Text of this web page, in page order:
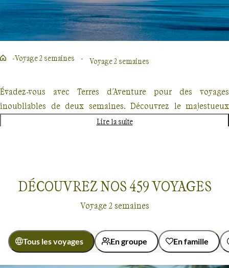
Voyage 2 semaines
Voyage 2 semaines Voyage 2 semaines
Évadez-vous avec Terres d'Aventure pour des voyages
inoubliables de deux semaines. Découvrez le majestueux
Kilimandjaro, explorez les forêts enneigées du Québec en
Nos voyages, conçus pour les passionnés de nature et
d'aventure offrent un dépaysement total mais également une
approche éco-responsable.
Lire la suite
DÉCOUVREZ NOS 459VOYAGES
Voyage 2 semaines
Tous les voyages En groupe En famille